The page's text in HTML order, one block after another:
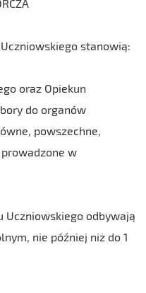
stanowią:
oraz Opiekun
do organów
powszechne,
w
Uczniowskiego odbywają
nie później niż do 1